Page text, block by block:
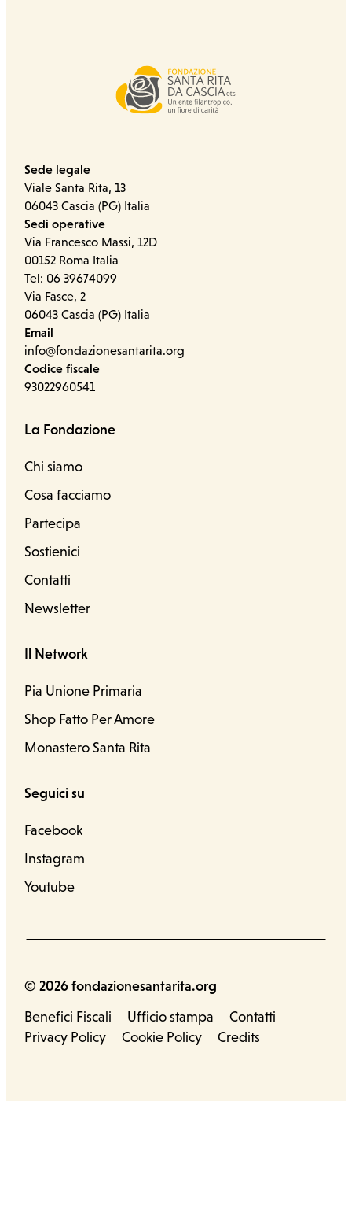
Sede legale
Viale Santa Rita, 13
06043 Cascia (PG) Italia
Sedi operative
Via Francesco Massi, 12D
00152 Roma Italia
Tel: 06 39674099
Via Fasce, 2
06043 Cascia (PG) Italia
Email
info@fondazionesantarita.org
Codice fiscale
93022960541
La Fondazione
Chi siamo
Cosa facciamo
Partecipa
Sostienici
Contatti
Newsletter
Il Network
Pia Unione Primaria
Shop Fatto Per Amore
Monastero Santa Rita
Seguici su
Facebook
Instagram
Youtube
© 2026 fondazionesantarita.org
Benefici Fiscali
Ufficio stampa
Contatti
Privacy Policy
Cookie Policy Credits